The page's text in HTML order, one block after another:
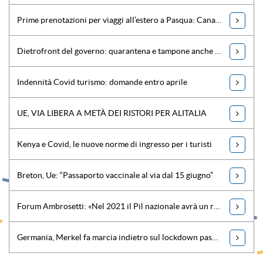
Indennità Covid turismo: domande entro aprile
UE, VIA LIBERA A METÀ DEI RISTORI PER ALITALIA
Kenya e Covid, le nuove norme di ingresso per i turisti
Breton, Ue: “Passaporto vaccinale al via dal 15 giugno”